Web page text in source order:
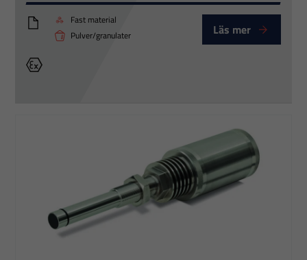
DYNAmas_product-information_MAN-15-rev-2-en-GB
Fast material
Pulver/granulater
Läs mer
Ex